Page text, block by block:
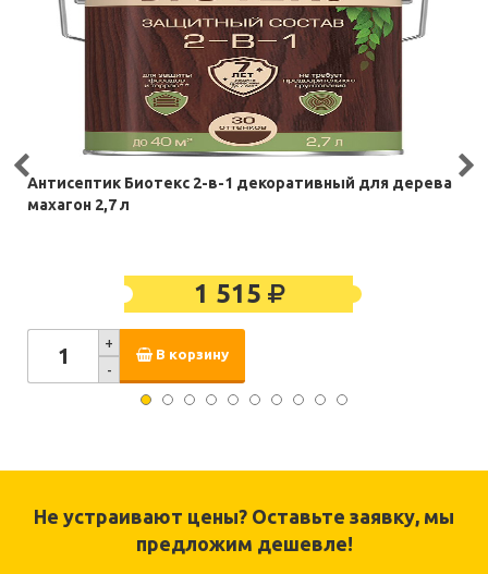
Антисептик Биотекс 2-в-1 декоративный для дерева
махагон 2,7 л
1 515
+
-
В корзину
Не устраивают цены? Оставьте заявку, мы
предложим дешевле!